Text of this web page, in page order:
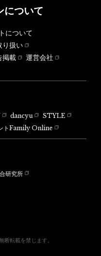
について
について
り扱い
掲載
運営会社
dancyu
STYLE
トFamily Online
研究所
断転載を禁じます。